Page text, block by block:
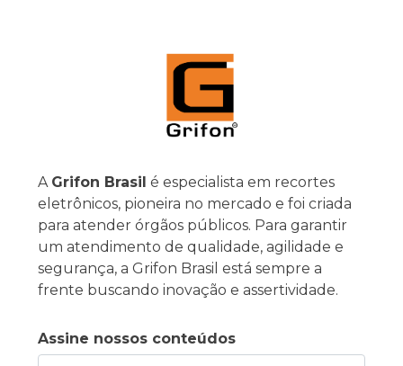
A Grifon Brasil é especialista em recortes
eletrônicos, pioneira no mercado e foi criada
para atender órgãos públicos. Para garantir
um atendimento de qualidade, agilidade e
segurança, a Grifon Brasil está sempre a
frente buscando inovação e assertividade.
Assine nossos conteúdos